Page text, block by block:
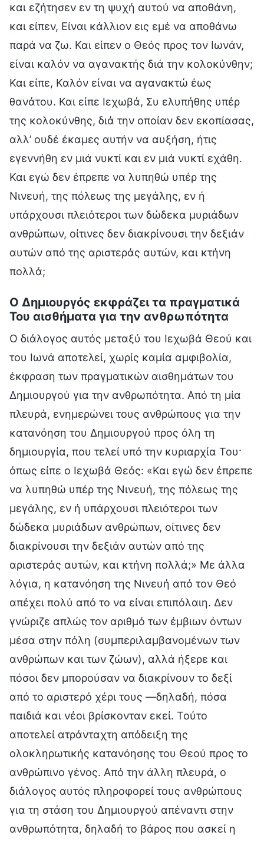
και εζήτησεν εν τη ψυχή αυτού να αποθάνη,
και είπεν, Είναι κάλλιον εις εμέ να αποθάνω
παρά να ζω. Και είπεν ο Θεός προς τον Ιωνάν,
είναι καλόν να αγανακτής διά την κολοκύνθην;
Και είπε, Καλόν είναι να αγανακτώ έως
θανάτου. Και είπε Ιεχωβά, Συ ελυπήθης υπέρ
της κολοκύνθης, διά την οποίαν δεν εκοπίασας,
αλλ’ ουδέ έκαμες αυτήν να αυξήση, ήτις
εγεννήθη εν μιά νυκτί και εν μιά νυκτί εχάθη.
Και εγώ δεν έπρεπε να λυπηθώ υπέρ της
Νινευή, της πόλεως της μεγάλης, εν ή
υπάρχουσι πλειότεροι των δώδεκα μυριάδων
ανθρώπων, οίτινες δεν διακρίνουσι την δεξιάν
αυτών από της αριστεράς αυτών, και κτήνη
πολλά;
Ο Δημιουργός εκφράζει τα πραγματικά
Του αισθήματα για την ανθρωπότητα
Ο διάλογος αυτός μεταξύ του Ιεχωβά Θεού και
του Ιωνά αποτελεί, χωρίς καμία αμφιβολία,
έκφραση των πραγματικών αισθημάτων του
Δημιουργού για την ανθρωπότητα. Από τη μία
πλευρά, ενημερώνει τους ανθρώπους για την
κατανόηση του Δημιουργού προς όλη τη
δημιουργία, που τελεί υπό την κυριαρχία Του·
όπως είπε ο Ιεχωβά Θεός: «Και εγώ δεν έπρεπε
να λυπηθώ υπέρ της Νινευή, της πόλεως της
μεγάλης, εν ή υπάρχουσι πλειότεροι των
δώδεκα μυριάδων ανθρώπων, οίτινες δεν
διακρίνουσι την δεξιάν αυτών από της
αριστεράς αυτών, και κτήνη πολλά;» Με άλλα
λόγια, η κατανόηση της Νινευή από τον Θεό
απέχει πολύ από το να είναι επιπόλαιη. Δεν
γνώριζε απλώς τον αριθμό των έμβιων όντων
μέσα στην πόλη (συμπεριλαμβανομένων των
ανθρώπων και των ζώων), αλλά ήξερε και
πόσοι δεν μπορούσαν να διακρίνουν το δεξί
από το αριστερό χέρι τους —δηλαδή, πόσα
παιδιά και νέοι βρίσκονταν εκεί. Τούτο
αποτελεί ατράνταχτη απόδειξη της
ολοκληρωτικής κατανόησης του Θεού προς το
ανθρώπινο γένος. Από την άλλη πλευρά, ο
διάλογος αυτός πληροφορεί τους ανθρώπους
για τη στάση του Δημιουργού απέναντι στην
ανθρωπότητα, δηλαδή το βάρος που ασκεί η